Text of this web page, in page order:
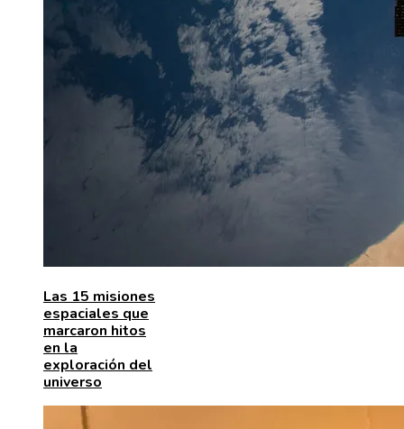
Las 15 misiones
espaciales que
marcaron hitos
en la
exploración del
universo